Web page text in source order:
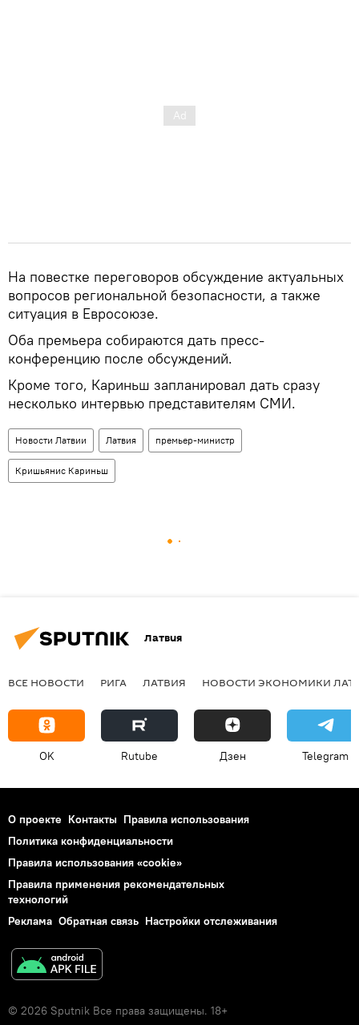
На повестке переговоров обсуждение актуальных
вопросов региональной безопасности, а также
ситуация в Евросоюзе.
Оба премьера собираются дать пресс-
конференцию после обсуждений.
Кроме того, Кариньш запланировал дать сразу
несколько интервью представителям СМИ.
Новости Латвии Латвия премьер-министр
Кришьянис Кариньш
Латвия
ВСЕ НОВОСТИ РИГА ЛАТВИЯ НОВОСТИ ЭКОНОМИКИ
OK Rutube Дзен Telegram
О проекте Контакты Правила использования
Политика конфиденциальности
Правила использования «cookie»
Правила применения рекомендательных
технологий
Реклама Обратная связь Настройки отслеживания
© 2026 Sputnik Все права защищены. 18+